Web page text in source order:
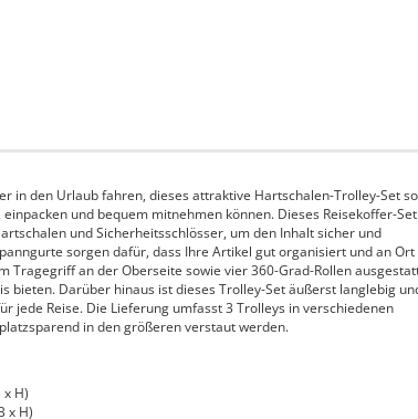
in den Urlaub fahren, dieses attraktive Hartschalen-Trolley-Set
und bequem mitnehmen können. Dieses Reisekoffer-Set
und Sicherheitsschlösser, um den Inhalt sicher und
sorgen dafür, dass Ihre Artikel gut organisiert und an Ort
Tragegriff an der Oberseite sowie vier 360-Grad-Rollen
bieten. Darüber hinaus ist dieses Trolley-Set äußerst langlebig
jede Reise. Die Lieferung umfasst 3 Trolleys in verschiedenen
in den größeren verstaut werden.
x H)
x H)